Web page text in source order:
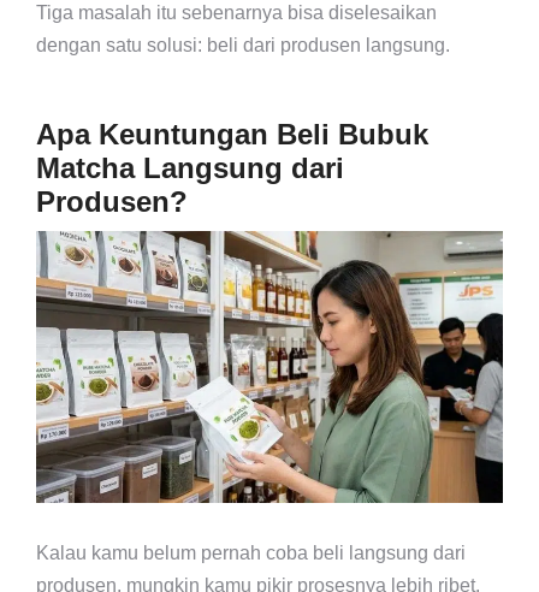
Tiga masalah itu sebenarnya bisa diselesaikan
dengan satu solusi: beli dari produsen langsung.
Apa Keuntungan Beli Bubuk
Matcha Langsung dari
Produsen?
Kalau kamu belum pernah coba beli langsung dari
produsen, mungkin kamu pikir prosesnya lebih ribet.